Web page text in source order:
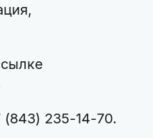
235-14-70.